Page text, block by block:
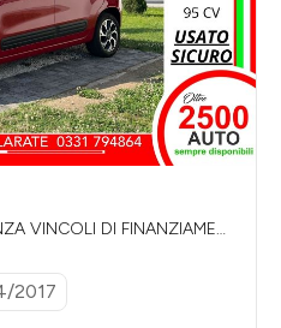
VINCOLI DI FINANZIAMENT
2017